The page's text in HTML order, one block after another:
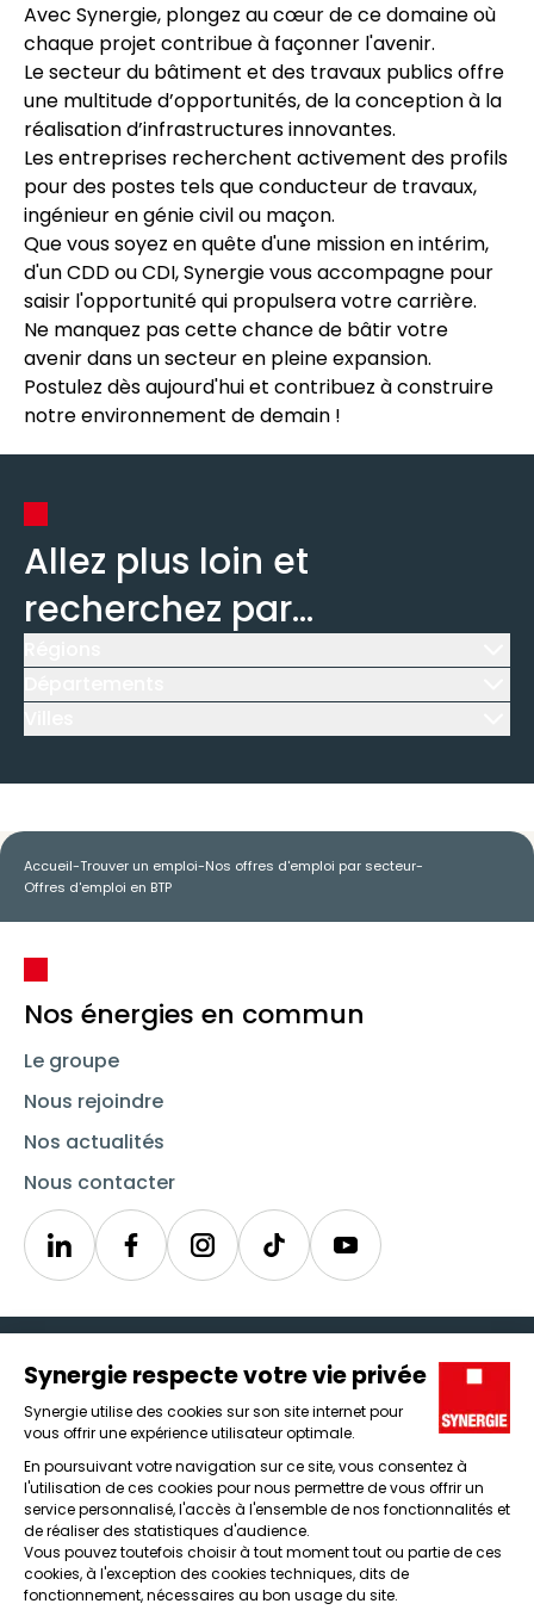
Avec Synergie, plongez au cœur de ce domaine où
chaque projet contribue à façonner l'avenir.
Le secteur du bâtiment et des travaux publics offre
une multitude d’opportunités, de la conception à la
réalisation d’infrastructures innovantes.
Les entreprises recherchent activement des profils
pour des postes tels que conducteur de travaux,
ingénieur en génie civil ou maçon.
Que vous soyez en quête d'une mission en intérim,
d'un CDD ou CDI, Synergie vous accompagne pour
saisir l'opportunité qui propulsera votre carrière.
Ne manquez pas cette chance de bâtir votre
avenir dans un secteur en pleine expansion.
Postulez dès aujourd'hui et contribuez à construire
notre environnement de demain !
Allez plus loin et
recherchez par...
Accueil-Trouver un emploi-Nos offres d'emploi par secteur-
Offres d'emploi en BTP
Nos énergies en commun
Le groupe
Nous rejoindre
Nos actualités
Nous contacter
LinkedinSynergieInstagramTikTok Youtube
Icône d'illustration
Candidats
Entreprises
Icône d'illustration
Nos agences
Icône d'illustration
Conditions générales d'utilisation et mentions légales
Protection des données
Lanceur d'alertes